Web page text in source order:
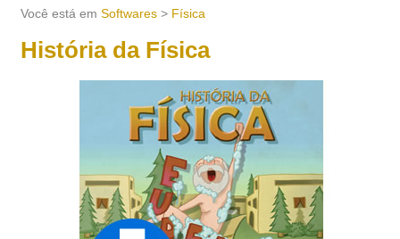
Menu ≡
Você está emSoftwares > Física
História da Física